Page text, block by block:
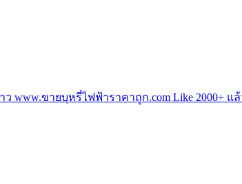
ว www.ขายบุหรี่ไฟฟ้าราคาถูก.com Like 2000+